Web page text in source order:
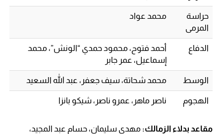
حراسة
المرمى
محمد عواد
الدفاع
أحمد فتوح، محمود حمدي “الونش”، محمد
إسماعيل، عمر جابر
الوسط محمد شحاتة، سيف جعفر، عبد الله السعيد
الهجوم ناصر ماهر، عمرو ناصر، شيكو بانزا
مقاعد بدلاء الزمالك: مهدي سليمان، حسام عبد المجيد،